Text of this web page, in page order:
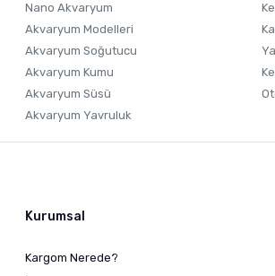
Nano Akvaryum
Akvaryum Modelleri
Akvaryum Soğutucu
Akvaryum Kumu
Akvaryum Süsü
Akvaryum Yavruluk
Kurumsal
Kargom Nerede?